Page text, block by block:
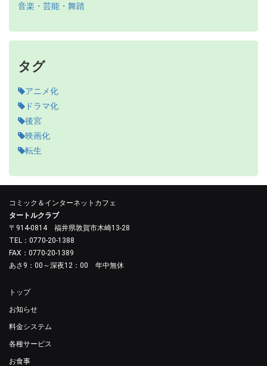
音楽・芸能・舞踏
タグ
アニメ化
ドラマ化
後宮
映画化
転生
コミック＆インターネットカフェ
タートルクラブ
〒914-0814 福井県敦賀市木崎13-28
TEL：0770-20-1388
FAX：0770-20-1389
あさ9：00～深夜12：00 年中無休
トップ
お知らせ
料金システム
各種サービス
お食事